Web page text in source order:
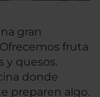
gran
fruta
y quesos.
donde
preparen algo.